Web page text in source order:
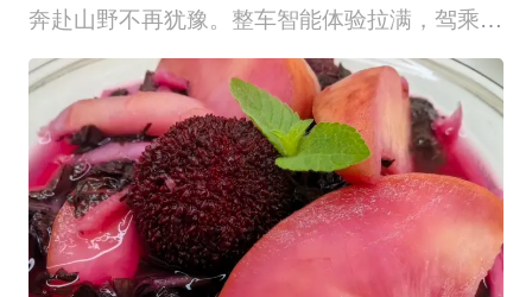
奔赴山野不再犹豫。整车智能体验拉满，驾乘感
受舒适又省心，早已成为出行路上最靠谱的搭
档。✨ 一脚油门，即刻出发收到表姐摘杨梅的
邀约，没有半点纠结，踩下油门就上路。车身操
控顺滑好开，动力响应轻快，不管是城市道路还
是乡